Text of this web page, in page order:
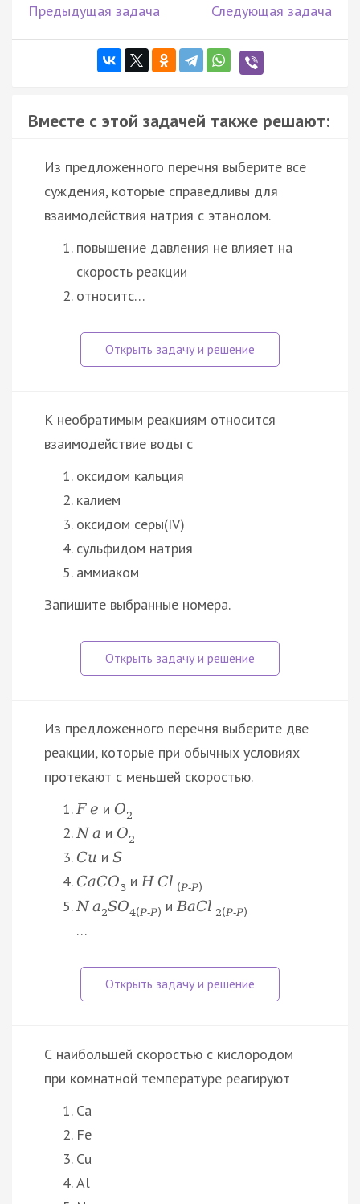
Предыдущая задача Следующая задача
Вместе с этой задачей также решают:
Из предложенного перечня выберите все
суждения, которые справедливы для
взаимодействия натрия с этанолом.
повышение давления не влияет на
скорость реакции
относитс…
К необратимым реакциям относится
взаимодействие воды с
оксидом кальция
калием
оксидом серы(IV)
сульфидом натрия
аммиаком
Запишите выбранные номера.
Из предложенного перечня выберите две
реакции, которые при обычных условиях
протекают с меньшей скоростью.
Fe и O2
Na и O2
Cu и S
CaCO3 иH Cl (Р‑Р)
Na2SO4(Р‑Р) иBaCl 2(Р‑Р)
…
С наибольшей скоростью с кислородом
при комнатной температуре реагируют
Ca
Fe
Cu
Al